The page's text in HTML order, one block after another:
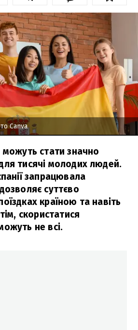
Canva
можуть стати значно
тисячі молодих людей.
запрацювала
суттєво
країною та навіть
скористатися
не всі.